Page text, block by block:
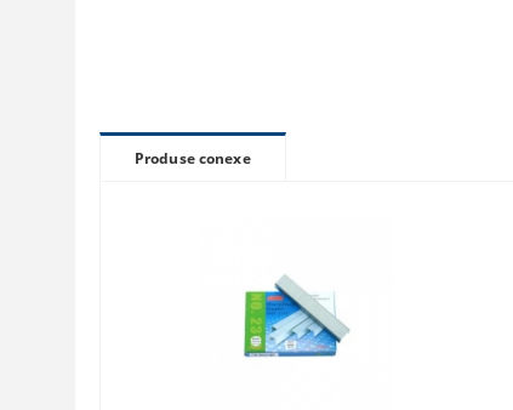
Produse conexe